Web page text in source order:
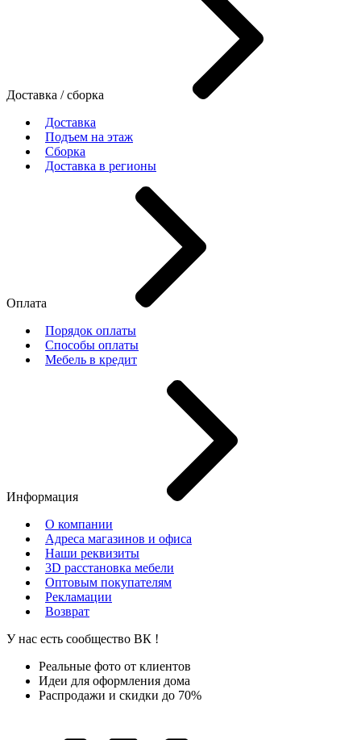
Доставка / сборка
Доставка
Подъем на этаж
Сборка
Доставка в регионы
Оплата
Порядок оплаты
Способы оплаты
Мебель в кредит
Информация
О компании
Адреса магазинов и офиса
Наши реквизиты
3D расстановка мебели
Оптовым покупателям
Рекламации
Возврат
У нас есть сообщество ВК !
Реальные фото от клиентов
Идеи для оформления дома
Распродажи и скидки до 70%